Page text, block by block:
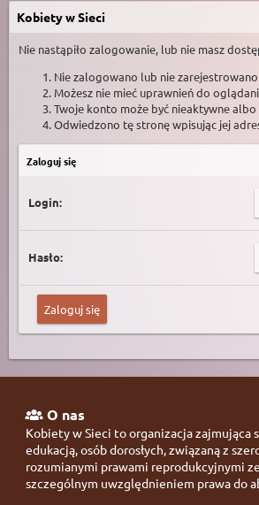
Kobiety w Sieci
Nie nastąpiło zalogowanie, lub nie masz
Nie zalogowano lub nie
Możesz nie mieć uprawnień do
Twoje konto może być nieaktywne
Odwiedzono tę stronę wpisując jej
Zaloguj się
Login:
Hasło:
O nas
Kobiety w Sieci to organizacja zajmująca
edukacją, osób dorosłych, związaną z
rozumianymi prawami reprodukcyjnymi ze
szczególnym uwzględnieniem prawa do